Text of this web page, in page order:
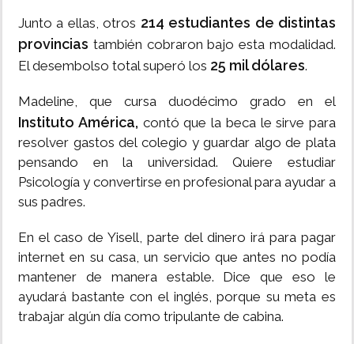
Junto a ellas, otros 214 estudiantes de distintas
provincias también cobraron bajo esta modalidad.
El desembolso total superó los 25 mil dólares.
Madeline, que cursa duodécimo grado en el
Instituto América, contó que la beca le sirve para
resolver gastos del colegio y guardar algo de plata
pensando en la universidad. Quiere estudiar
Psicología y convertirse en profesional para ayudar a
sus padres.
En el caso de Yisell, parte del dinero irá para pagar
internet en su casa, un servicio que antes no podía
mantener de manera estable. Dice que eso le
ayudará bastante con el inglés, porque su meta es
trabajar algún día como tripulante de cabina.